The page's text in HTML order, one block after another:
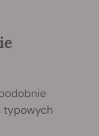
typowych